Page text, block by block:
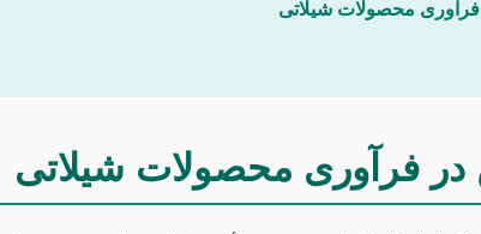
فرآوری محصولات شیلاتی